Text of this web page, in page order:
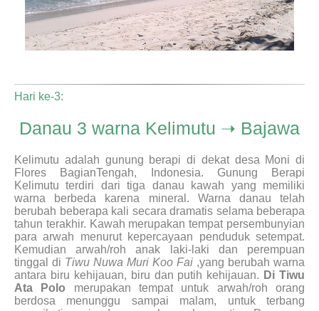
Hari ke-3:
Danau 3 warna Kelimutu ➝ Bajawa
Kelimutu adalah gunung berapi di dekat desa Moni di
Flores BagianTengah, Indonesia. Gunung Berapi
Kelimutu terdiri dari tiga danau kawah yang memiliki
warna berbeda karena mineral. Warna danau telah
berubah beberapa kali secara dramatis selama beberapa
tahun terakhir. Kawah merupakan tempat persembunyian
para arwah menurut kepercayaan penduduk setempat.
Kemudian arwah/roh anak laki-laki dan perempuan
tinggal di Tiwu Nuwa Muri Koo Fai ,yang berubah warna
antara biru kehijauan, biru dan putih kehijauan. Di Tiwu
Ata Polo merupakan tempat untuk arwah/roh orang
berdosa menunggu sampai malam, untuk terbang